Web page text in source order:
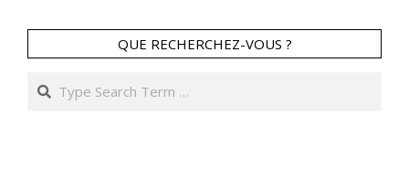
QUE RECHERCHEZ-VOUS ?
Search